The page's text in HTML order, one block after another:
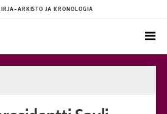
ARKISTO JA KRONOLOGIA